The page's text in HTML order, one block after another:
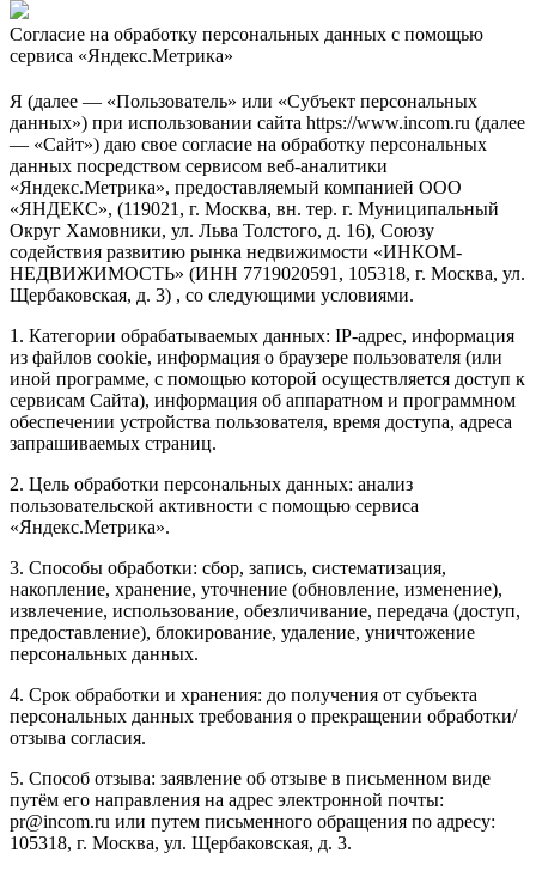
Согласие на обработку персональных данных с помощью
сервиса «Яндекс.Метрика»
Я (далее — «Пользователь» или «Субъект персональных
данных») при использовании сайта https://www.incom.ru (далее
— «Сайт») даю свое согласие на обработку персональных
данных посредством сервисом веб-аналитики
«Яндекс.Метрика», предоставляемый компанией ООО
«ЯНДЕКС», (119021, г. Москва, вн. тер. г. Муниципальный
Округ Хамовники, ул. Льва Толстого, д. 16), Союзу
содействия развитию рынка недвижимости «ИНКОМ-
НЕДВИЖИМОСТЬ» (ИНН 7719020591, 105318, г. Москва, ул.
Щербаковская, д. 3) , со следующими условиями.
1. Категории обрабатываемых данных: IP-адрес, информация
из файлов cookie, информация о браузере пользователя (или
иной программе, с помощью которой осуществляется доступ к
сервисам Сайта), информация об аппаратном и программном
обеспечении устройства пользователя, время доступа, адреса
запрашиваемых страниц.
2. Цель обработки персональных данных: анализ
пользовательской активности с помощью сервиса
«Яндекс.Метрика».
3. Способы обработки: сбор, запись, систематизация,
накопление, хранение, уточнение (обновление, изменение),
извлечение, использование, обезличивание, передача (доступ,
предоставление), блокирование, удаление, уничтожение
персональных данных.
4. Срок обработки и хранения: до получения от субъекта
персональных данных требования о прекращении обработки/
отзыва согласия.
5. Способ отзыва: заявление об отзыве в письменном виде
путём его направления на адрес электронной почты:
pr@incom.ru или путем письменного обращения по адресу:
105318, г. Москва, ул. Щербаковская, д. 3.